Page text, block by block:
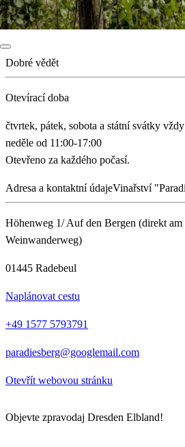
Dobré vědět
Otevírací doba
čtvrtek, pátek, sobota a státní svátky
neděle od 11:00-17:00
Otevřeno za každého počasí.
Adresa a kontaktní údajeVinařství
Höhenweg 1/ Auf den Bergen (direkt am
Weinwanderweg)
01445 Radebeul
Naplánovat cestu
+49 1577 5793791
paradiesberg@googlemail.com
Otevřít webovou stránku
Objevte zpravodaj Dresden Elbland!